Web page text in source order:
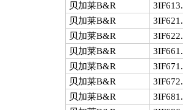
贝加莱B&R
贝加莱B&R
贝加莱B&R
贝加莱B&R
贝加莱B&R
贝加莱B&R
贝加莱B&R